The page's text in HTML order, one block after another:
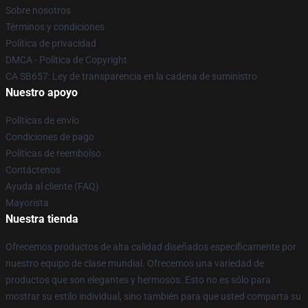
Sobre nosotros
Términos y condiciones
Política de privacidad
DMCA - Política de Copyright
CA SB657: Ley de transparencia en la cadena de suministro
Nuestro apoyo
Políticas de envío
Condiciones de pago
Políticas de reembolso
Contáctenos
Ayuda al cliente (FAQ)
Mayorista
Nuestra tienda
Ofrecemos productos de alta calidad diseñados específicamente por
nuestro equipo de clase mundial. Ofrecemos una variedad de
productos que son elegantes y hermosos. Esto no es sólo para
mostrar su estilo individual, sino también para que usted comparta su